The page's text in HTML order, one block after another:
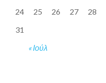
« Ιούλ
24 25 26 27 28
31